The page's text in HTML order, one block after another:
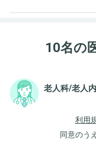
10名の
老人科/老人
利用
同意のう